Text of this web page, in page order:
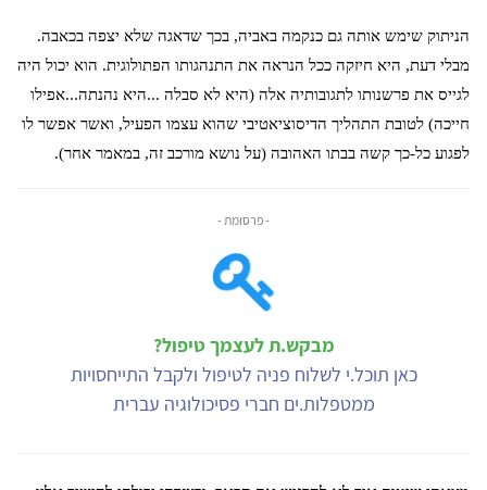
הניתוק שימש אותה גם כנקמה באביה, בכך שדאגה שלא יצפה בכאבה.
מבלי דעת, היא חיזקה ככל הנראה את התנהגותו הפתולוגית. הוא יכול היה
לגייס את פרשנותו לתגובותיה אלה (היא לא סבלה ...היא נהנתה...אפילו
חייכה) לטובת התהליך הדיסוציאטיבי שהוא עצמו הפעיל, ואשר אפשר לו
לפגוע כל-כך קשה בבתו האהובה (על נושא מורכב זה, במאמר אחר).
- פרסומת -
מבקש.ת לעצמך טיפול?
כאן תוכל.י לשלוח פניה לטיפול ולקבל התייחסויות
ממטפלות.ים חברי פסיכולוגיה עברית